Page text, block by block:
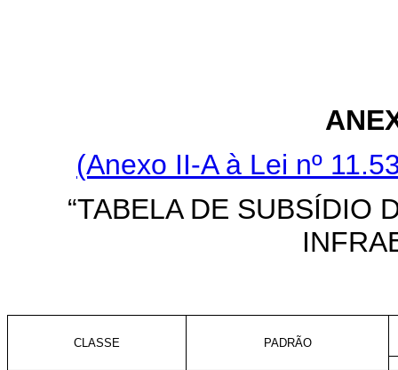
(Anexo II-A à Lei nº
“TABELA DE SUBSÍDIO
CLASSE PADRÃO